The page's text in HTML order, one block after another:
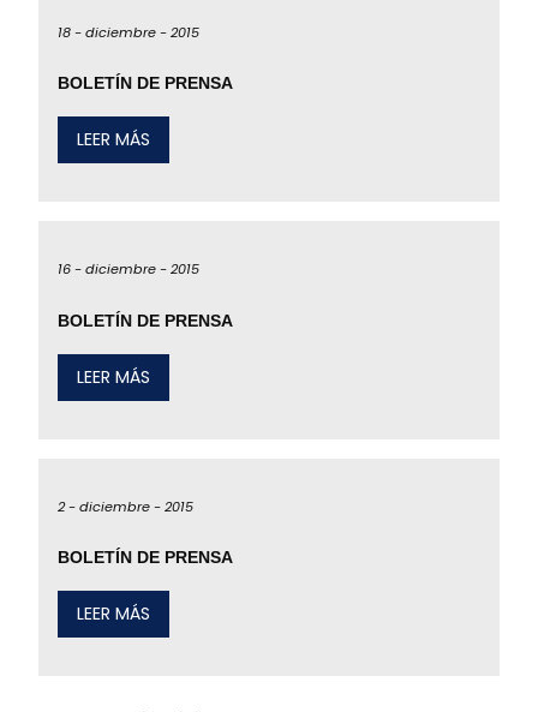
18 -diciembre -2015
BOLETÍN DE PRENSA
LEER MÁS
16 -diciembre -2015
BOLETÍN DE PRENSA
LEER MÁS
2 -diciembre -2015
BOLETÍN DE PRENSA
LEER MÁS